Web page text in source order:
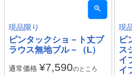
現品限り
ピンタックショ－ト丈ブ
ラウス無地ブル－（L）
通常価格 ¥7,590のところ
現
ピ
ス
イ
イ